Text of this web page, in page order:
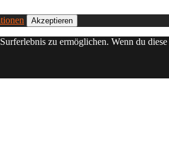
Akzeptieren
zu ermöglichen. Wenn du